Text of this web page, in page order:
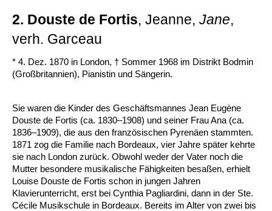
2. Douste de Fortis, Jeanne, Jane,
verh. Garceau
* 4. Dez. 1870 in London, † Sommer 1968 im Distrikt Bodmin
(Großbritannien), Pianistin und Sängerin.
Sie waren die Kinder des Geschäftsmannes Jean Eugène
Douste de Fortis (ca. 1830–1908) und seiner Frau Ana (ca.
1836–1909), die aus den französischen Pyrenäen stammten.
1871 zog die Familie nach Bordeaux, vier Jahre später kehrte
sie nach London zurück. Obwohl weder der Vater noch die
Mutter besondere musikalische Fähigkeiten besaßen, erhielt
Louise Douste de Fortis schon in jungen Jahren
Klavierunterricht, erst bei Cynthia Pagliardini, dann in der Ste.
Cécile Musikschule in Bordeaux. Bereits im Alter von zwei bis